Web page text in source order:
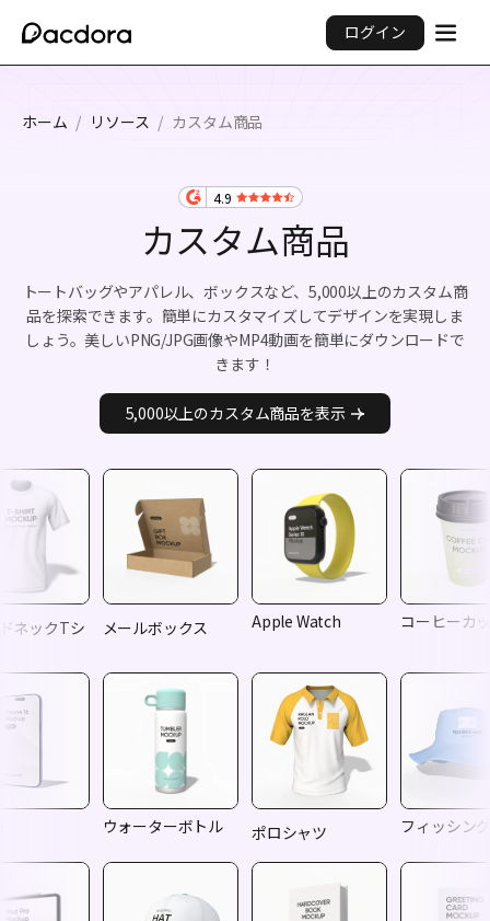
ログイン
ホーム / リソース / カスタム商品
4.9
カスタム商品
トートバッグやアパレル、ボックスなど、5,000以上のカスタム商
品を探索できます。簡単にカスタマイズしてデザインを実現しま
しょう。美しいPNG/JPG画像やMP4動画を簡単にダウンロードで
きます！
5,000以上のカスタム商品を表示
ネックTシ メールボックス Apple Watch コーヒーカ
ウォーターボトル ポロシャツ フィッシン